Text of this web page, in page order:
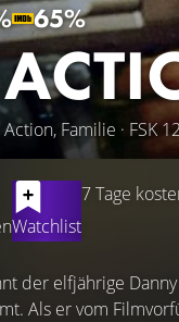
65%
Familie · FSK
Watchlist
7 Tage
der elfjährige
Als er vom